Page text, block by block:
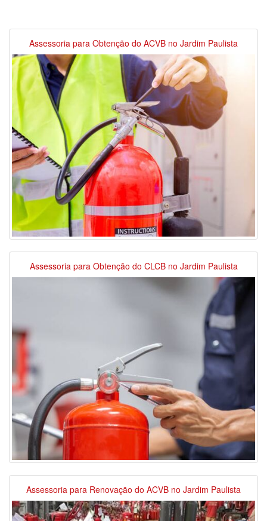
Assessoria para Obtenção do ACVB no Jardim Paulista
Assessoria para Obtenção do CLCB no Jardim Paulista
Assessoria para Renovação do ACVB no Jardim Paulista